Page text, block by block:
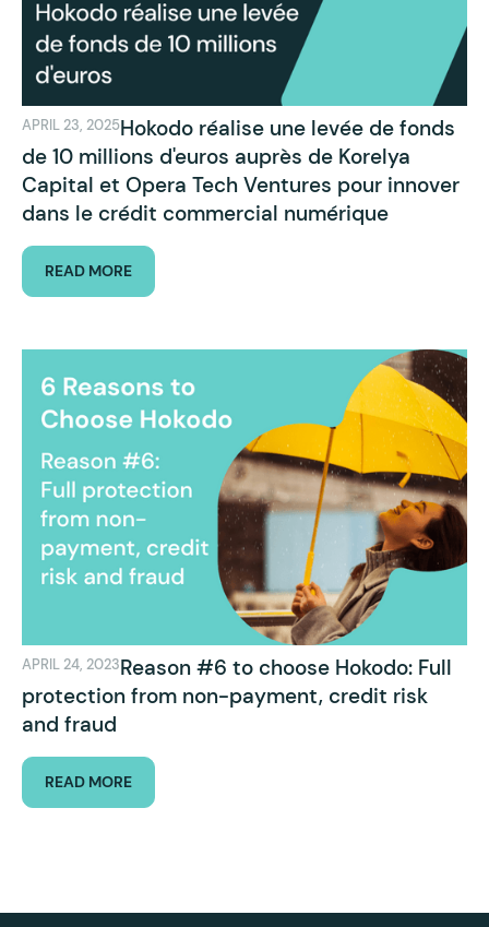
APRIL 23, 2025Hokodo réalise une levée de fonds
de 10 millions d'euros auprès de Korelya
Capital et Opera Tech Ventures pour innover
dans le crédit commercial numérique
READ MORE
APRIL 24, 2023Reason #6 to choose Hokodo: Full
protection from non-payment, credit risk
and fraud
READ MORE